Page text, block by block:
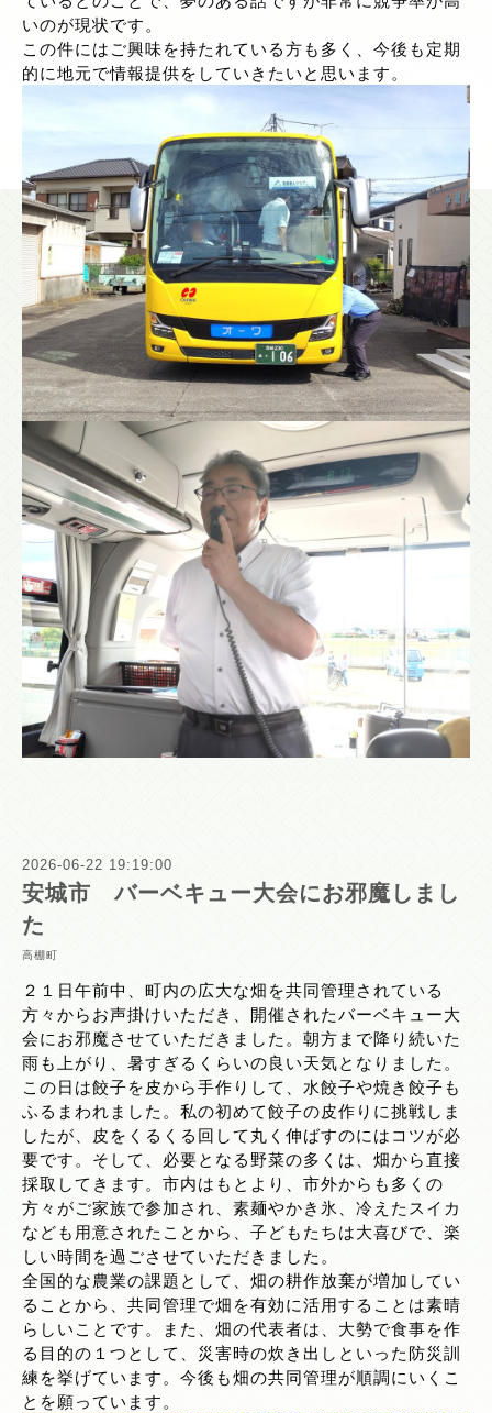
いのが現状です。
この件にはご興味を持たれている方も多く、今後も定期
的に地元で情報提供をしていきたいと思います。
2026-06-22 19:19:00
安城市 バーベキュー大会にお邪魔しまし
た
高棚町
２１日午前中、町内の広大な畑を共同管理されている
方々からお声掛けいただき、開催されたバーベキュー大
会にお邪魔させていただきました。朝方まで降り続いた
雨も上がり、暑すぎるくらいの良い天気となりました。
この日は餃子を皮から手作りして、水餃子や焼き餃子も
ふるまわれました。私の初めて餃子の皮作りに挑戦しま
したが、皮をくるくる回して丸く伸ばすのにはコツが必
要です。そして、必要となる野菜の多くは、畑から直接
採取してきます。市内はもとより、市外からも多くの
方々がご家族で参加され、素麺やかき氷、冷えたスイカ
なども用意されたことから、子どもたちは大喜びで、楽
しい時間を過ごさせていただきました。
全国的な農業の課題として、畑の耕作放棄が増加してい
ることから、共同管理で畑を有効に活用することは素晴
らしいことです。また、畑の代表者は、大勢で食事を作
る目的の１つとして、災害時の炊き出しといった防災訓
練を挙げています。今後も畑の共同管理が順調にいくこ
とを願っています。